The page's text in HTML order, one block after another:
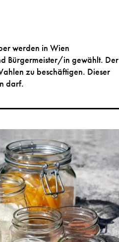
werden in Wien
Bürgermeister/in gewählt. Der
zu beschäftigen. Dieser
darf.